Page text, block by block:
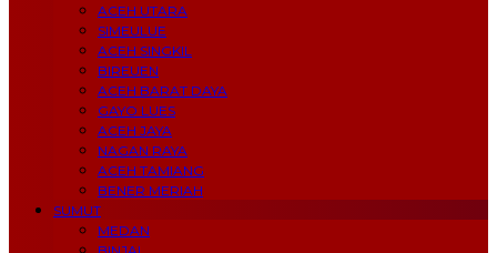
ACEH UTARA
SIMEULUE
ACEH SINGKIL
BIREUEN
ACEH BARAT DAYA
GAYO LUES
ACEH JAYA
NAGAN RAYA
ACEH TAMIANG
BENER MERIAH
SUMUT
MEDAN